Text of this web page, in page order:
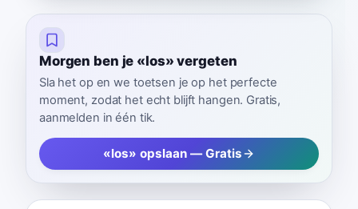
Morgen ben je «los» vergeten
Sla het op en we toetsen je op het perfecte
moment, zodat het echt blijft hangen. Gratis,
aanmelden in één tik.
«los» opslaan — Gratis